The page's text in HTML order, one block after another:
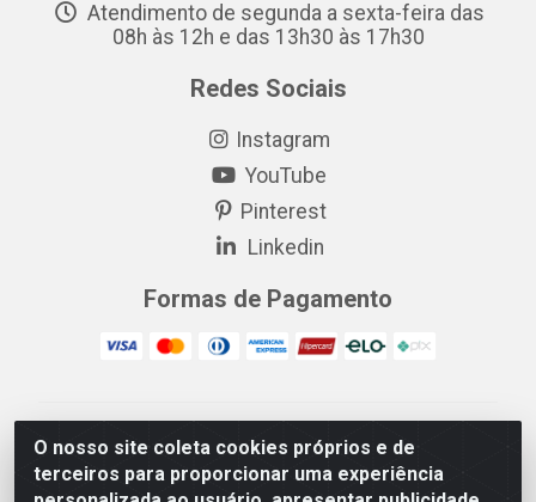
O nosso site coleta cookies próprios e de
terceiros para proporcionar uma experiência
Atendimento de segunda a sexta-feira das
08h às 12h e das 13h30 às 17h30
Redes Sociais
Instagram
YouTube
Pinterest
Linkedin
Formas de Pagamento
EP Elétrica LTDA - 18.621.731/0005-43 - Itabaiana/SE -
CEP: 49511-899
EP Elétrica LTDA - 48.594.570/0001-83 - Itabaiana/SE -